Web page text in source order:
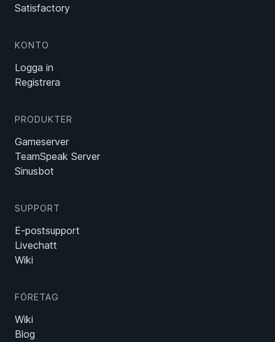
Satisfactory
KONTO
Logga in
Registrera
PRODUKTER
Gameserver
TeamSpeak Server
Sinusbot
SUPPORT
E-postsupport
Livechatt
Wiki
FÖRETAG
Wiki
Blog